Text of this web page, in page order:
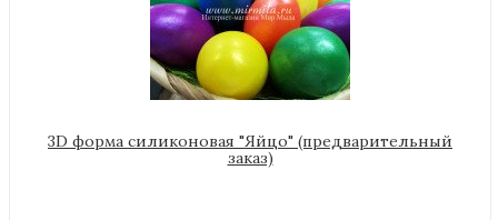
3D форма силиконовая "Яйцо" (предварительный
заказ)